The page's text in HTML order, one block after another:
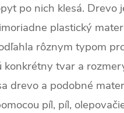
po nich klesá. Drevo
plastický
rôznym typom
konkrétny tvar a
drevo a podobné
píl, píl,